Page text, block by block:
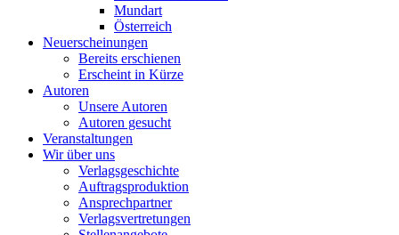
Mundart
Österreich
Neuerscheinungen
Bereits erschienen
Erscheint in Kürze
Autoren
Unsere Autoren
Autoren gesucht
Veranstaltungen
Wir über uns
Verlagsgeschichte
Auftragsproduktion
Ansprechpartner
Verlagsvertretungen